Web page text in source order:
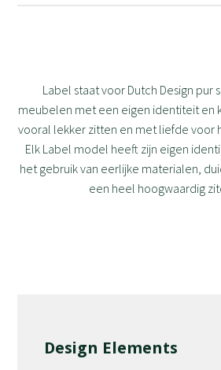
Label staat voor Dutch Design pur
meubelen met een eigen identiteit en
vooral lekker zitten en met liefde voor
Elk Label model heeft zijn eigen
het gebruik van eerlijke materialen,
een heel hoogwaardig
Design Elements